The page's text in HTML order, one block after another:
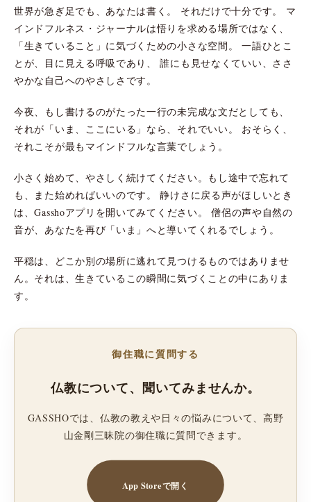
世界が急ぎ足でも、あなたは書く。 それだけで十分です。 マ
インドフルネス・ジャーナルは悟りを求める場所ではなく、
「生きていること」に気づくための小さな空間。 一語ひとこ
とが、目に見える呼吸であり、 誰にも見せなくていい、ささ
やかな自己へのやさしさです。
今夜、もし書けるのがたった一行の未完成な文だとしても、
それが「いま、ここにいる」なら、それでいい。 おそらく、
それこそが最もマインドフルな言葉でしょう。
小さく始めて、やさしく続けてください。もし途中で忘れて
も、また始めればいいのです。 静けさに戻る声がほしいとき
は、Gasshoアプリを開いてみてください。 僧侶の声や自然の
音が、あなたを再び「いま」へと導いてくれるでしょう。
平穏は、どこか別の場所に逃れて見つけるものではありませ
ん。それは、生きているこの瞬間に気づくことの中にありま
す。
御住職に質問する
仏教について、聞いてみませんか。
GASSHOでは、仏教の教えや日々の悩みについて、高野
山金剛三昧院の御住職に質問できます。
App Storeで開く